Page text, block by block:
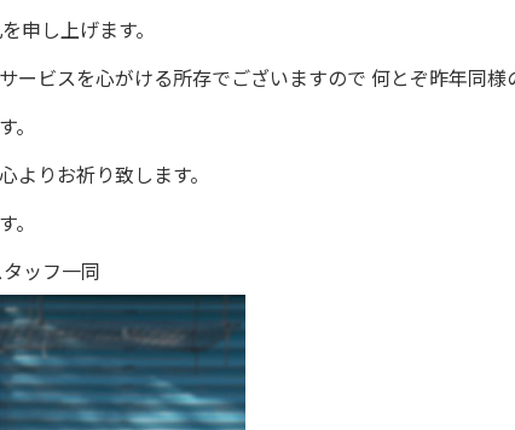
申し上げます。
ービスを心がける所存でございますので 何とぞ昨年同様
。
よりお祈り致します。
。
ッフ一同